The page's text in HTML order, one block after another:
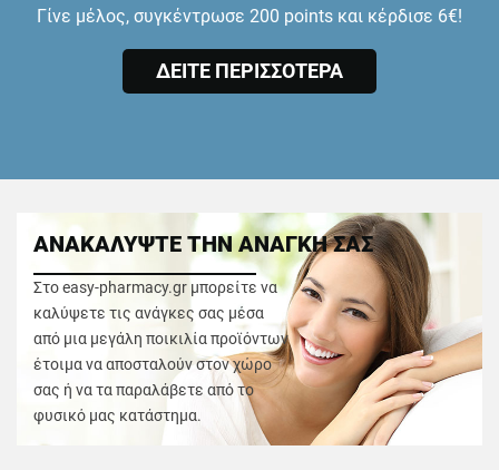
Γίνε μέλος, συγκέντρωσε 200 points και κέρδισε 6€!
ΔΕΙΤΕ ΠΕΡΙΣΣΟΤΕΡΑ
ΑΝΑΚΑΛΥΨΤΕ ΤΗΝ ΑΝΑΓΚΗ ΣΑΣ
Στο easy-pharmacy.gr μπορείτε να
καλύψετε τις ανάγκες σας μέσα
από μια μεγάλη ποικιλία προϊόντων
έτοιμα να αποσταλούν στον χώρο
σας ή να τα παραλάβετε από το
φυσικό μας κατάστημα.